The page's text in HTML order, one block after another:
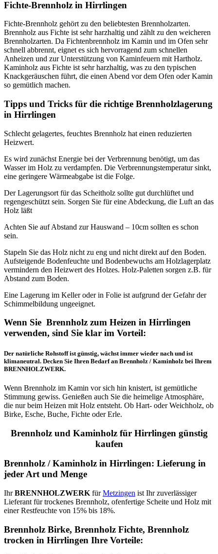
Fichte-Brennholz in Hirrlingen
Fichte-Brennholz gehört zu den beliebtesten Brennholzarten.
Brennholz aus Fichte ist sehr harzhaltig und zählt zu den weicheren
Brennholzarten. Da Fichtenbrennholz im Kamin und im Ofen sehr
schnell abbrennt, eignet es sich hervorragend zum schnellen
Anheizen und zur Unterstützung von Kaminfeuern mit Hartholz.
Kaminholz aus Fichte ist sehr harzhaltig, was zu den typischen
Knackgeräuschen führt, die einen Abend vor dem Ofen oder Kamin
so gemütlich machen.
Tipps und Tricks für die richtige Brennholzlagerung
in Hirrlingen
Schlecht gelagertes, feuchtes Brennholz hat einen reduzierten
Heizwert.
Es wird zunächst Energie bei der Verbrennung benötigt, um das
Wasser im Holz zu verdampfen. Die Verbrennungstemperatur sinkt,
eine geringere Wärmeabgabe ist die Folge.
Der Lagerungsort für das Scheitholz sollte gut durchlüftet und
regengeschützt sein. Sorgen Sie für eine Abdeckung, die Luft an das
Holz läßt
Achten Sie auf Abstand zur Hauswand – 10cm sollten es schon
sein.
Stapeln Sie das Holz nicht zu eng und nicht direkt auf den Boden.
Aufsteigende Bodenfeuchte und Bodenbewuchs am Holzlagerplatz
vermindern den Heizwert des Holzes. Holz-Paletten sorgen z.B. für
Abstand zum Boden.
Eine Lagerung im Keller oder in Folie ist aufgrund der Gefahr der
Schimmelbildung ungeeignet.
Wenn Sie Brennholz zum Heizen in Hirrlingen
verwenden, sind Sie klar im Vorteil:
Der natürliche Rohstoff ist günstig, wächst immer wieder nach und ist
klimaneutral. Decken Sie Ihren Bedarf an Brennholz / Kaminholz bei Ihrem
BRENNHOLZWERK.
Wenn Brennholz im Kamin vor sich hin knistert, ist gemütliche
Stimmung gewiss. Genießen auch Sie die heimelige Atmosphäre,
die nur beim Heizen mit Holz entsteht. Ob Hart- oder Weichholz, ob
Birke, Esche, Buche, Fichte oder Erle.
Brennholz und Kaminholz für Hirrlingen günstig
kaufen
Brennholz / Kaminholz in Hirrlingen: Lieferung in
jeder Art und Menge
IhrBRENNHOLZWERK fürMetzingen ist Ihr zuverlässiger
Lieferant für trockenes Brennholz, ofenfertige Scheite und Holz mit
einer Restfeuchte von 15% bis 18%.
Brennholz Birke, Brennholz Fichte, Brennholz
trocken in Hirrlingen Ihre Vorteile: